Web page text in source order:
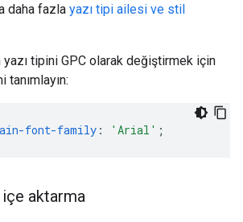
daha fazla yazı tipi ailesi ve stil
yazı tipini GPC olarak değiştirmek için
tanımlayın:
font-family : 'Arial' ;
aktarma